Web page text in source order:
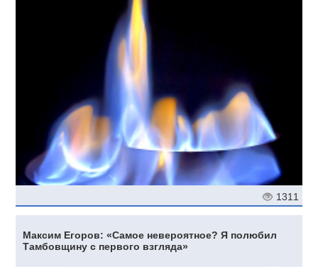
1311
Максим Егоров: «Самое невероятное? Я полюбил
Тамбовщину с первого взгляда»